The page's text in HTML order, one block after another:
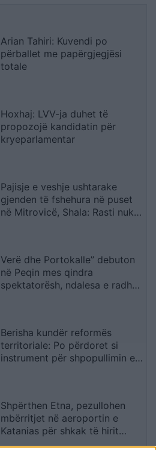
Arian Tahiri: Kuvendi po
përballet me papërgjegjësi
totale
Hoxhaj: LVV-ja duhet të
propozojë kandidatin për
kryeparlamentar
Pajisje e veshje ushtarake
gjenden të fshehura në puset
në Mitrovicë, Shala: Rasti nuk
Verë dhe Portokalle” debuton
në Peqin mes qindra
spektatorësh, ndalesa e radhës
Berisha kundër reformës
territoriale: Po përdoret si
instrument për shpopullimin e
Shpërthen Etna, pezullohen
mbërritjet në aeroportin e
Katanias për shkak të hirit
vullkanik